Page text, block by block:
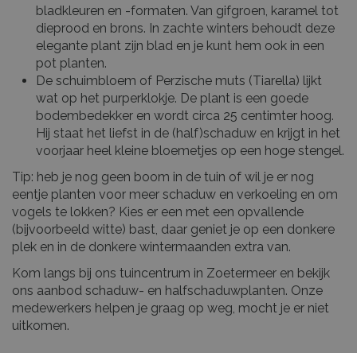
bladkleuren en -formaten. Van gifgroen, karamel tot
dieprood en brons. In zachte winters behoudt deze
elegante plant zijn blad en je kunt hem ook in een
pot planten.
De schuimbloem of Perzische muts (Tiarella) lijkt
wat op het purperklokje. De plant is een goede
bodembedekker en wordt circa 25 centimter hoog.
Hij staat het liefst in de (half)schaduw en krijgt in het
voorjaar heel kleine bloemetjes op een hoge stengel.
Tip: heb je nog geen boom in de tuin of wil je er nog
eentje planten voor meer schaduw en verkoeling en om
vogels te lokken? Kies er een met een opvallende
(bijvoorbeeld witte) bast, daar geniet je op een donkere
plek en in de donkere wintermaanden extra van.
Kom langs bij ons tuincentrum in Zoetermeer en bekijk
ons aanbod schaduw- en halfschaduwplanten. Onze
medewerkers helpen je graag op weg, mocht je er niet
uitkomen.